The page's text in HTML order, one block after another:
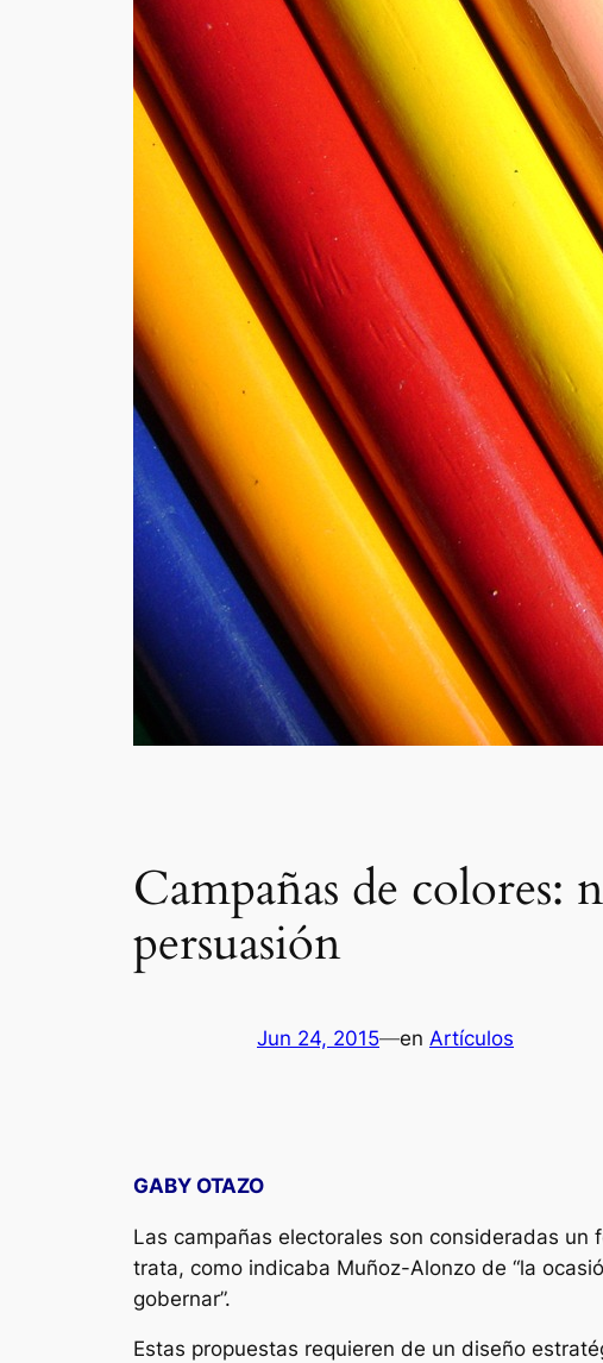
Campañas de colores:
persuasión
Jun 24, 2015—en Artículos
GABY OTAZO
Las campañas electorales son consideradas
trata, como indicaba Muñoz-Alonzo de “la
gobernar”.
Estas propuestas requieren de un diseño